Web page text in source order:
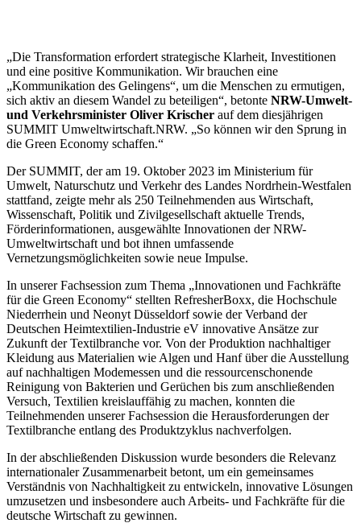
„Die Transformation erfordert strategische Klarheit, Investitionen
und eine positive Kommunikation. Wir brauchen eine
„Kommunikation des Gelingens“, um die Menschen zu ermutigen,
sich aktiv an diesem Wandel zu beteiligen“, betonte NRW-Umwelt-
und Verkehrsminister Oliver Krischer auf dem diesjährigen
SUMMIT Umweltwirtschaft.NRW. „So können wir den Sprung in
die Green Economy schaffen.“
Der SUMMIT, der am 19. Oktober 2023 im Ministerium für
Umwelt, Naturschutz und Verkehr des Landes Nordrhein-Westfalen
stattfand, zeigte mehr als 250 Teilnehmenden aus Wirtschaft,
Wissenschaft, Politik und Zivilgesellschaft aktuelle Trends,
Förderinformationen, ausgewählte Innovationen der NRW-
Umweltwirtschaft und bot ihnen umfassende
Vernetzungsmöglichkeiten sowie neue Impulse.
In unserer Fachsession zum Thema „Innovationen und Fachkräfte
für die Green Economy“ stellten RefresherBoxx, die Hochschule
Niederrhein und Neonyt Düsseldorf sowie der Verband der
Deutschen Heimtextilien-Industrie eV innovative Ansätze zur
Zukunft der Textilbranche vor. Von der Produktion nachhaltiger
Kleidung aus Materialien wie Algen und Hanf über die Ausstellung
auf nachhaltigen Modemessen und die ressourcenschonende
Reinigung von Bakterien und Gerüchen bis zum anschließenden
Versuch, Textilien kreislauffähig zu machen, konnten die
Teilnehmenden unserer Fachsession die Herausforderungen der
Textilbranche entlang des Produktzyklus nachverfolgen.
In der abschließenden Diskussion wurde besonders die Relevanz
internationaler Zusammenarbeit betont, um ein gemeinsames
Verständnis von Nachhaltigkeit zu entwickeln, innovative Lösungen
umzusetzen und insbesondere auch Arbeits- und Fachkräfte für die
deutsche Wirtschaft zu gewinnen.